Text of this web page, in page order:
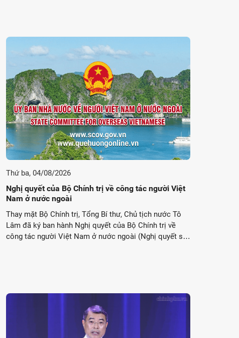
Thứ ba, 04/08/2026
Nghị quyết của Bộ Chính trị về công tác người Việt
Nam ở nước ngoài
Thay mặt Bộ Chính trị, Tổng Bí thư, Chủ tịch nước Tô
Lâm đã ký ban hành Nghị quyết của Bộ Chính trị về
công tác người Việt Nam ở nước ngoài (Nghị quyết số